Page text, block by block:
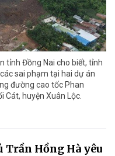
tỉnh Đồng Nai cho biết, tỉnh
sai phạm tại hai dự án
đường cao tốc Phan
Cát, huyện Xuân Lộc.
Hồng Hà yêu